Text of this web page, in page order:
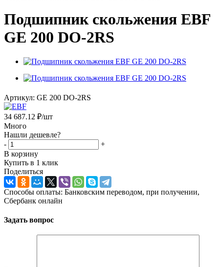
Подшипник скольжения EBF
GE 200 DO-2RS
Артикул: GE 200 DO-2RS
34 687.12 ₽/шт
Много
Нашли дешевле?
-
+
В корзину
Купить в 1 клик
Поделиться
Способы оплаты: Банковским переводом, при получении,
Сбербанк онлайн
Задать вопрос